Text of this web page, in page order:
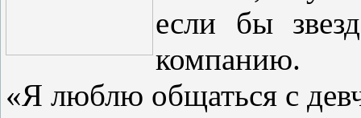
если бы
компанию.
«Я люблю общаться с